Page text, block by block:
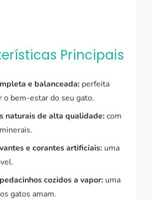
Principais
e balanceada: perfeita
o bem-estar do seu gato.
naturais de alta qualidade:com
e corantes artificiais: uma
cozidos a vapor: uma
gatos amam.